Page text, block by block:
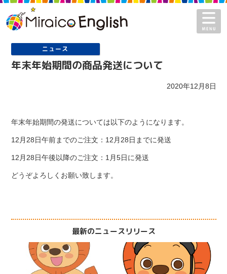
Miraico English - ミライコイング
ニュース
年末年始期間の商品発送について
2020年12月8日
年末年始期間の発送については以下のようになります。
12月28日午前までのご注文：12月28日までに発送
12月28日午後以降のご注文：1月5日に発送
どうぞよろしくお願い致します。
最新のニュースリリース